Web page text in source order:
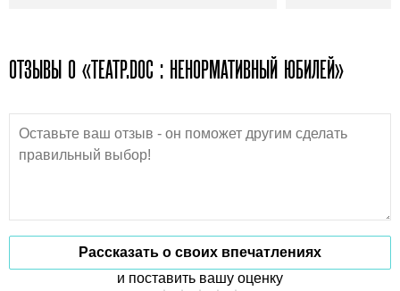
ОТЗЫВЫ О «ТЕАТР.DOC : НЕНОРМАТИВНЫЙ ЮБИЛЕЙ»
Рассказать о своих впечатлениях
и поставить вашу оценку